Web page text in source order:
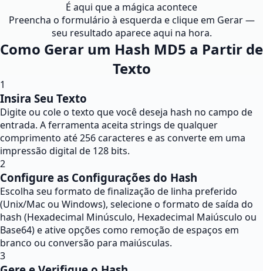
É aqui que a mágica acontece
Preencha o formulário à esquerda e clique em Gerar —
seu resultado aparece aqui na hora.
Como Gerar um Hash MD5 a Partir de
Texto
1
Insira Seu Texto
Digite ou cole o texto que você deseja hash no campo de
entrada. A ferramenta aceita strings de qualquer
comprimento até 256 caracteres e as converte em uma
impressão digital de 128 bits.
2
Configure as Configurações do Hash
Escolha seu formato de finalização de linha preferido
(Unix/Mac ou Windows), selecione o formato de saída do
hash (Hexadecimal Minúsculo, Hexadecimal Maiúsculo ou
Base64) e ative opções como remoção de espaços em
branco ou conversão para maiúsculas.
3